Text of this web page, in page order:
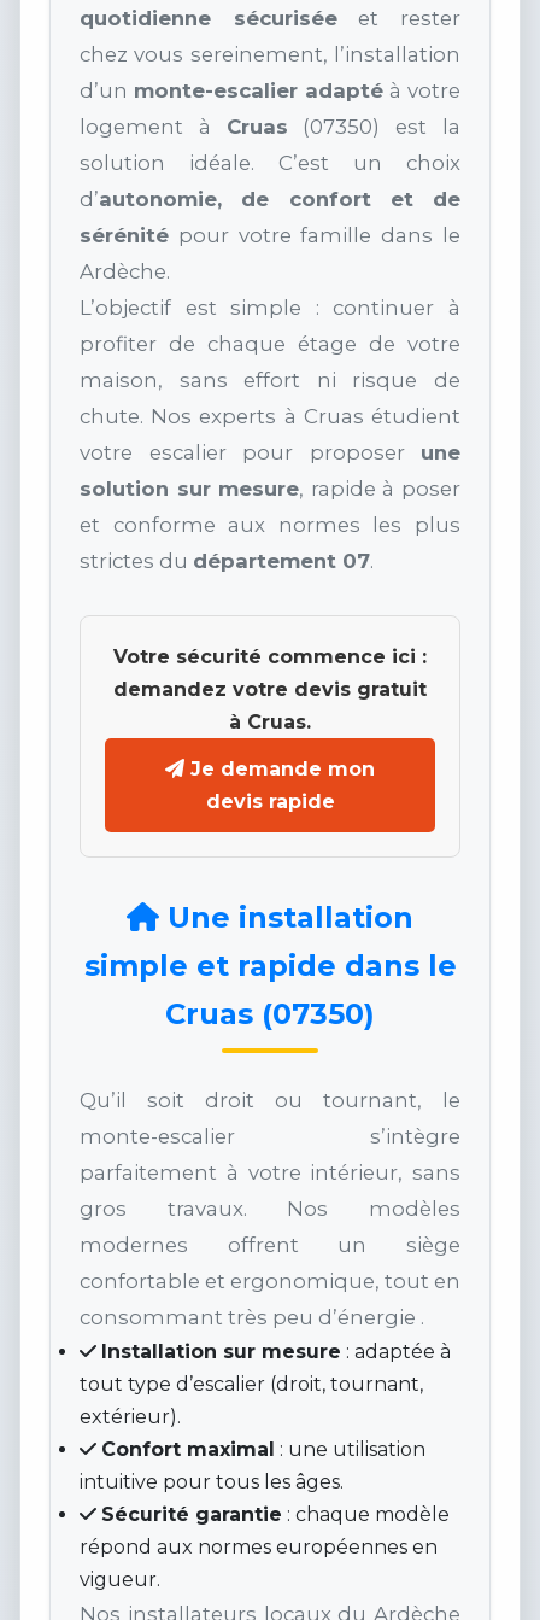
quotidienne sécuriséeet rester
chez vous sereinement, l’installation
d’un monte-escalier adapté à votre
logement à Cruas (07350) est la
solution idéale. C’est un choix
d’autonomie, de confort et de
sérénité pour votre famille dans le
Ardèche.
L’objectif est simple : continuer à
profiter de chaque étage de votre
maison, sans effort ni risque de
chute. Nos experts à Cruas étudient
votre escalier pour proposer une
solution sur mesure, rapide à poser
et conforme aux normes les plus
strictes du département 07.
Votre sécurité commence ici :
demandez votre devis gratuit
à Cruas.
Je demande mon
devis rapide
Une installation
simple et rapide dans le
Cruas (07350)
Qu’il soit droit ou tournant, le
monte-escalier s’intègre
parfaitement à votre intérieur, sans
gros travaux. Nos modèles
modernes offrent un siège
confortable et ergonomique, tout en
consommant très peu d’énergie .
Installation sur mesure : adaptée à
tout type d’escalier (droit, tournant,
extérieur).
Confort maximal : une utilisation
intuitive pour tous les âges.
Sécurité garantie : chaque modèle
répond aux normes européennes en
vigueur.
Nos installateurs locaux du Ardèche